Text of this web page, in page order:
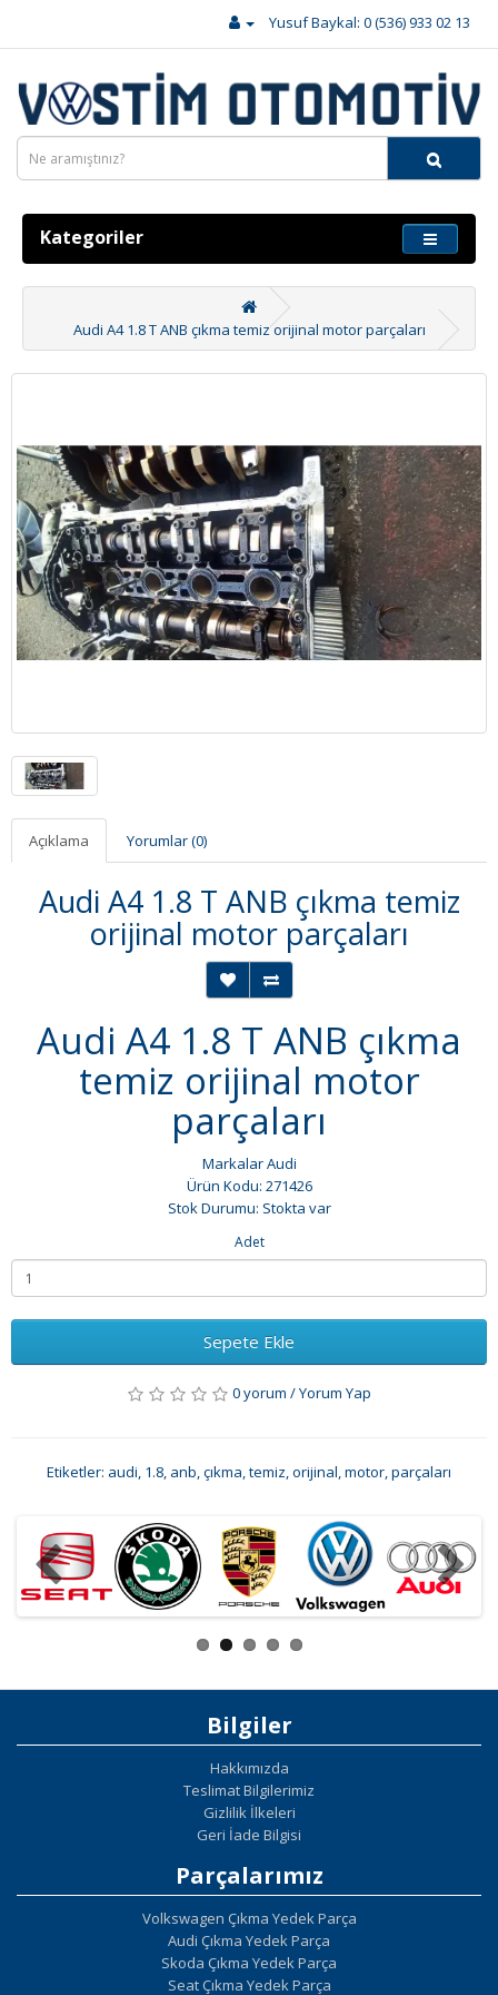
Yusuf Baykal: 0 (536) 933 02 13
Kategoriler
Audi A4 1.8 T ANB çıkma temiz orijinal motor parçaları
Açıklama Yorumlar (0)
Audi A4 1.8 T ANB çıkma temiz
orijinal motor parçaları
Audi A4 1.8 T ANB çıkma
temiz orijinal motor
parçaları
MarkalarAudi
Ürün Kodu: 271426
Stok Durumu: Stokta var
Adet
Sepete Ekle
0 yorum /Yorum Yap
Etiketler: audi, 1.8, anb,çıkma,temiz,orijinal,motor,parçaları
Bilgiler
Hakkımızda
Teslimat Bilgilerimiz
Gizlilik İlkeleri
Geri İade Bilgisi
Parçalarımız
Volkswagen Çıkma Yedek Parça
Audi Çıkma Yedek Parça
Skoda Çıkma Yedek Parça
Seat Çıkma Yedek Parça